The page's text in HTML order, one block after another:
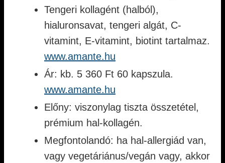
Tengeri kollagént (halból),
hialuronsavat, tengeri algát, C-
vitamint, E-vitamint, biotint tartalmaz.
www.amante.hu
Ár: kb. 5 360 Ft 60 kapszula.
www.amante.hu
Előny: viszonylag tiszta összetétel,
prémium hal-kollagén.
Megfontolandó: ha hal-allergiád van,
vagy vegetáriánus/vegán vagy, akkor